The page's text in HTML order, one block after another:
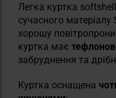
Легка куртка
сучасного
хорошу
куртка має
забруднення та
Куртка оснащена